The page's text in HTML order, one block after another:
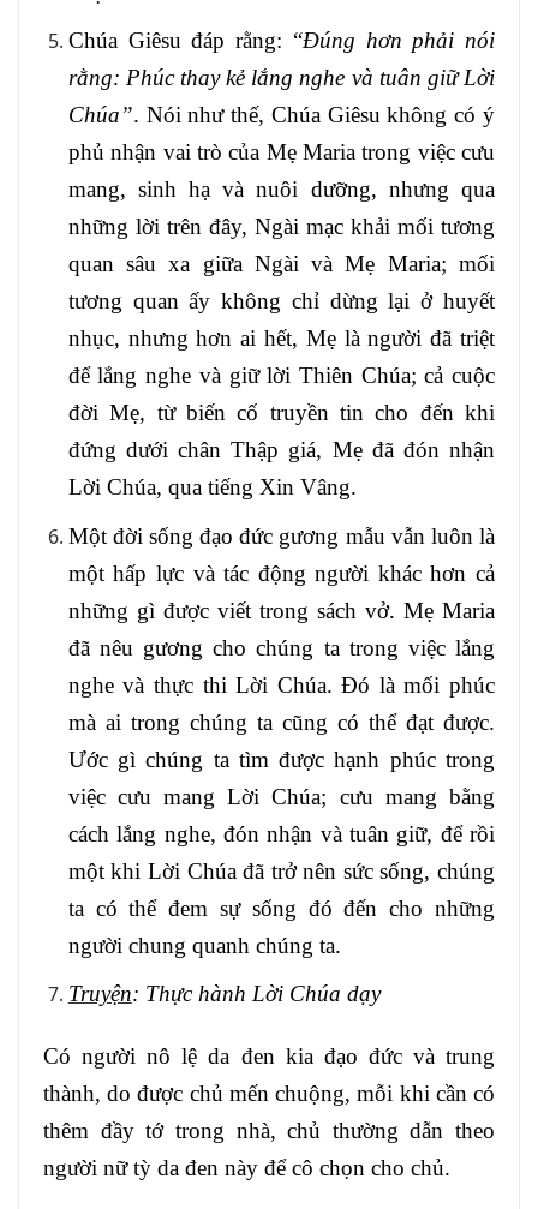
Chúa Giêsu đáp rằng: “Đúng hơn phải nói
rằng: Phúc thay kẻ lắng nghe và tuân giữ Lời
Chúa”. Nói như thế, Chúa Giêsu không có ý
phủ nhận vai trò của Mẹ Maria trong việc cưu
mang, sinh hạ và nuôi dưỡng, nhưng qua
những lời trên đây, Ngài mạc khải mối tương
quan sâu xa giữa Ngài và Mẹ Maria; mối
tương quan ấy không chỉ dừng lại ở huyết
nhục, nhưng hơn ai hết, Mẹ là người đã triệt
để lắng nghe và giữ lời Thiên Chúa; cả cuộc
đời Mẹ, từ biến cố truyền tin cho đến khi
đứng dưới chân Thập giá, Mẹ đã đón nhận
Lời Chúa, qua tiếng Xin Vâng.
Một đời sống đạo đức gương mẫu vẫn luôn là
một hấp lực và tác động người khác hơn cả
những gì được viết trong sách vở. Mẹ Maria
đã nêu gương cho chúng ta trong việc lắng
nghe và thực thi Lời Chúa. Đó là mối phúc
mà ai trong chúng ta cũng có thể đạt được.
Ước gì chúng ta tìm được hạnh phúc trong
việc cưu mang Lời Chúa; cưu mang bằng
cách lắng nghe, đón nhận và tuân giữ, để rồi
một khi Lời Chúa đã trở nên sức sống, chúng
ta có thể đem sự sống đó đến cho những
người chung quanh chúng ta.
Truyện: Thực hành Lời Chúa dạy
Có người nô lệ da đen kia đạo đức và trung
thành, do được chủ mến chuộng, mỗi khi cần có
thêm đầy tớ trong nhà, chủ thường dẫn theo
người nữ tỳ da đen này để cô chọn cho chủ.